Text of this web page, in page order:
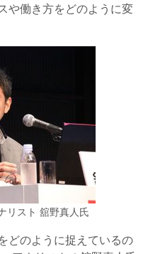
や働き方をどのように変
リスト 舘野真人氏
どのように捉えているの